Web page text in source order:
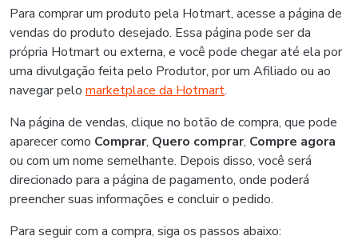
Para comprar um produto pela Hotmart, acesse a página de
vendas do produto desejado. Essa página pode ser da
própria Hotmart ou externa, e você pode chegar até ela por
uma divulgação feita pelo Produtor, por um Afiliado ou ao
navegar pelo marketplace da Hotmart.
Na página de vendas, clique no botão de compra, que pode
aparecer como Comprar, Quero comprar, Compre agora
ou com um nome semelhante. Depois disso, você será
direcionado para a página de pagamento, onde poderá
preencher suas informações e concluir o pedido.
Para seguir com a compra, siga os passos abaixo: